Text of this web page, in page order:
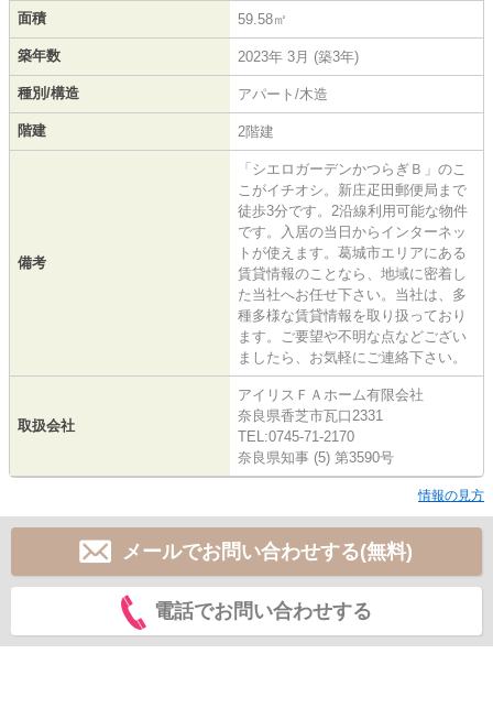
面積 59.58㎡
築年数 2023年 3月 (築3年)
種別/構造 アパート/木造
階建 2階建
備考
「シエロガーデンかつらぎＢ」のこ
こがイチオシ。新庄疋田郵便局まで
徒歩3分です。2沿線利用可能な物件
です。入居の当日からインターネッ
トが使えます。葛城市エリアにある
賃貸情報のことなら、地域に密着し
た当社へお任せ下さい。当社は、多
種多様な賃貸情報を取り扱っており
ます。ご要望や不明な点などござい
ましたら、お気軽にご連絡下さい。
取扱会社
アイリスＦＡホーム有限会社
奈良県香芝市瓦口2331
TEL:0745-71-2170
奈良県知事 (5) 第3590号
情報の見方
メールでお問い合わせする(無料)
電話でお問い合わせする